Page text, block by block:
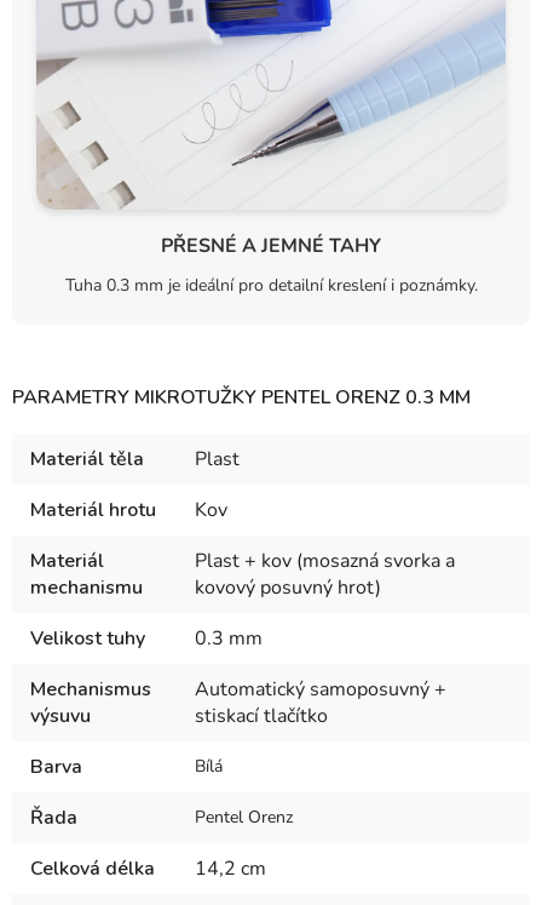
PŘESNÉ A JEMNÉ TAHY
Tuha 0.3 mm je ideální pro detailní kreslení i poznámky.
PARAMETRY MIKROTUŽKY PENTEL ORENZ 0.3 MM
Materiál těla
Plast
Materiál hrotu
Kov
Materiál
mechanismu
Plast + kov (mosazná svorka a
kovový posuvný hrot)
Velikost tuhy
0.3 mm
Mechanismus
výsuvu
Automatický samoposuvný +
stiskací tlačítko
Barva
Bílá
Řada Pentel Orenz
Celková délka
14,2 cm